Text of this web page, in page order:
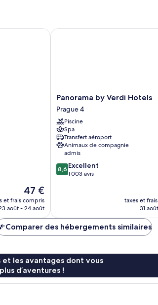
Le
nouveau
prix
de
47 €
47 €
et frais compris
août - 24 août
Panorama
by
Verdi
Hotels
Prague
4
Panorama by Verdi Hotels
Prague 4
Piscine
Spa
Transfert aéroport
Animaux de compagnie
admis
8.6
sur
8,6 Excellent
1 003 avis
taxes et
31
Panorama by Verdi Hotels
Comparer des hébergements similaires
les avantages dont vous
d’aventures !